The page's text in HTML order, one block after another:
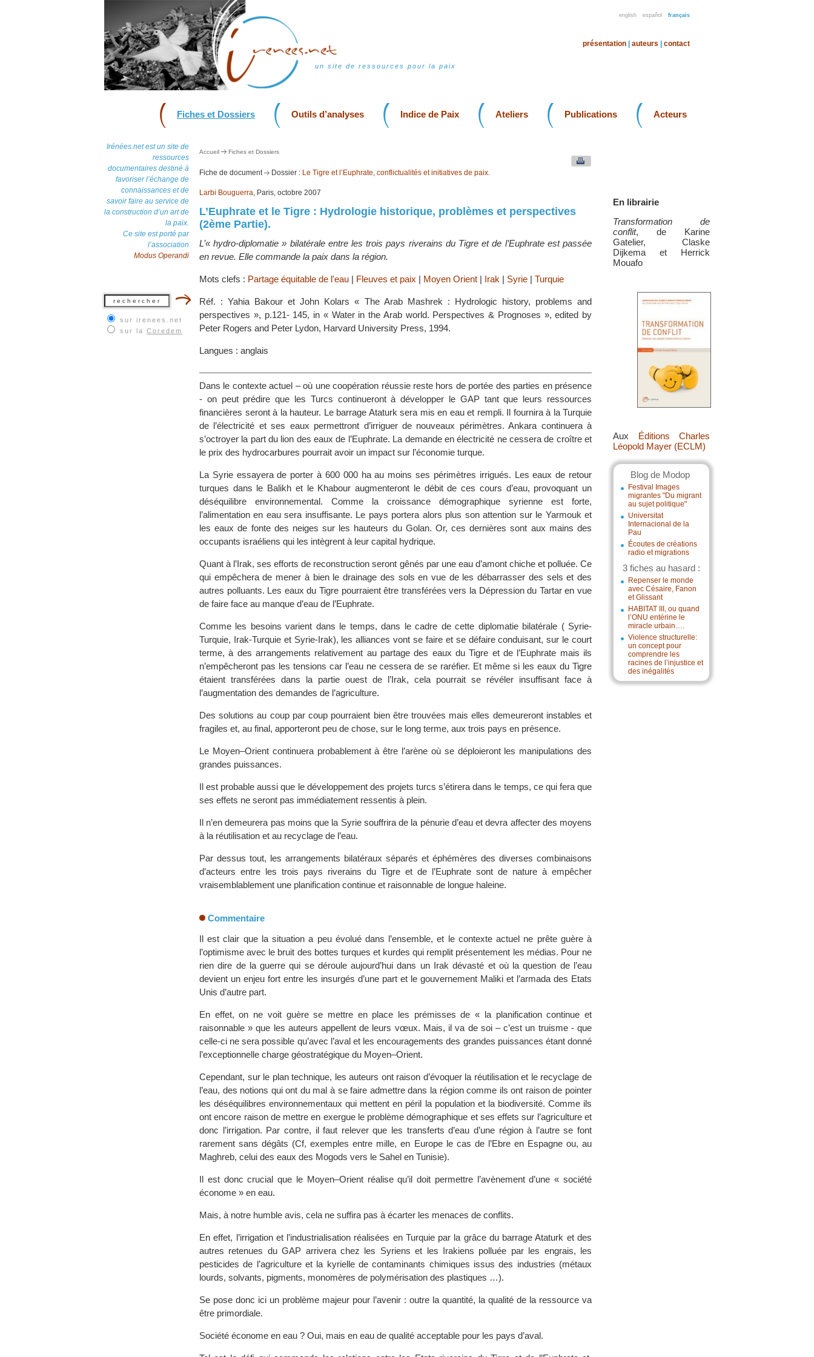
english español français
un site de ressources pour la paix
présentation auteurs contact
Fiches et Dossiers Outils d’analyses Indice de Paix Ateliers Publications Acteurs
Irénées.net est un site de
ressources
documentaires destiné à
favoriser l’échange de
connaissances et de
savoir faire au service de
la construction d’un art de
la paix.
Ce site est porté par
l’association
Modus Operandi
sur irenees.net
sur la Coredem
En librairie
Transformation de
conflit, de Karine
Gatelier, Claske
Dijkema et Herrick
Mouafo
Aux Éditions Charles
Léopold Mayer (ECLM)
Blog de Modop
Festival Images
migrantes "Du migrant
au sujet politique"
Universitat
Internacional de la
Pau
Écoutes de créations
radio et migrations
3 fiches au hasard :
Repenser le monde
avec Césaire, Fanon
et Glissant
HABITAT III, ou quand
l’ONU entérine le
miracle urbain….
Violence structurelle:
un concept pour
comprendre les
racines de l’injustice et
des inégalités
Accueil Fiches et Dossiers
Fiche de document Dossier : Le Tigre et l’Euphrate, conflictualités et initiatives de paix.
Larbi Bouguerra, Paris, octobre 2007
L’Euphrate et le Tigre : Hydrologie historique, problèmes et perspectives
(2ème Partie).
L’« hydro-diplomatie » bilatérale entre les trois pays riverains du Tigre et de l’Euphrate est passée
en revue. Elle commande la paix dans la région.
Mots clefs : Partage équitable de l'eau | Fleuves et paix | Moyen Orient | Irak | Syrie | Turquie
Réf. : Yahia Bakour et John Kolars « The Arab Mashrek : Hydrologic history, problems and
perspectives », p.121- 145, in « Water in the Arab world. Perspectives & Prognoses », edited by
Peter Rogers and Peter Lydon, Harvard University Press, 1994.
Langues : anglais
Dans le contexte actuel – où une coopération réussie reste hors de portée des parties en présence
- on peut prédire que les Turcs continueront à développer le GAP tant que leurs ressources
financières seront à la hauteur. Le barrage Ataturk sera mis en eau et rempli. Il fournira à la Turquie
de l’électricité et ses eaux permettront d’irriguer de nouveaux périmètres. Ankara continuera à
s’octroyer la part du lion des eaux de l’Euphrate. La demande en électricité ne cessera de croître et
le prix des hydrocarbures pourrait avoir un impact sur l’économie turque.
La Syrie essayera de porter à 600 000 ha au moins ses périmètres irrigués. Les eaux de retour
turques dans le Balikh et le Khabour augmenteront le débit de ces cours d’eau, provoquant un
déséquilibre environnemental. Comme la croissance démographique syrienne est forte,
l’alimentation en eau sera insuffisante. Le pays portera alors plus son attention sur le Yarmouk et
les eaux de fonte des neiges sur les hauteurs du Golan. Or, ces dernières sont aux mains des
occupants israéliens qui les intègrent à leur capital hydrique.
Quant à l’Irak, ses efforts de reconstruction seront gênés par une eau d’amont chiche et polluée. Ce
qui empêchera de mener à bien le drainage des sols en vue de les débarrasser des sels et des
autres polluants. Les eaux du Tigre pourraient être transférées vers la Dépression du Tartar en vue
de faire face au manque d’eau de l’Euphrate.
Comme les besoins varient dans le temps, dans le cadre de cette diplomatie bilatérale ( Syrie-
Turquie, Irak-Turquie et Syrie-Irak), les alliances vont se faire et se défaire conduisant, sur le court
terme, à des arrangements relativement au partage des eaux du Tigre et de l’Euphrate mais ils
n’empêcheront pas les tensions car l’eau ne cessera de se raréfier. Et même si les eaux du Tigre
étaient transférées dans la partie ouest de l’Irak, cela pourrait se révéler insuffisant face à
l’augmentation des demandes de l’agriculture.
Des solutions au coup par coup pourraient bien être trouvées mais elles demeureront instables et
fragiles et, au final, apporteront peu de chose, sur le long terme, aux trois pays en présence.
Le Moyen–Orient continuera probablement à être l’arène où se déploieront les manipulations des
grandes puissances.
Il est probable aussi que le développement des projets turcs s’étirera dans le temps, ce qui fera que
ses effets ne seront pas immédiatement ressentis à plein.
Il n’en demeurera pas moins que la Syrie souffrira de la pénurie d’eau et devra affecter des moyens
à la réutilisation et au recyclage de l’eau.
Par dessus tout, les arrangements bilatéraux séparés et éphémères des diverses combinaisons
d’acteurs entre les trois pays riverains du Tigre et de l’Euphrate sont de nature à empêcher
vraisemblablement une planification continue et raisonnable de longue haleine.
Commentaire
Il est clair que la situation a peu évolué dans l’ensemble, et le contexte actuel ne prête guère à
l’optimisme avec le bruit des bottes turques et kurdes qui remplit présentement les médias. Pour ne
rien dire de la guerre qui se déroule aujourd’hui dans un Irak dévasté et où la question de l’eau
devient un enjeu fort entre les insurgés d’une part et le gouvernement Maliki et l’armada des Etats
Unis d’autre part.
En effet, on ne voit guère se mettre en place les prémisses de « la planification continue et
raisonnable » que les auteurs appellent de leurs vœux. Mais, il va de soi – c’est un truisme - que
celle-ci ne sera possible qu’avec l’aval et les encouragements des grandes puissances étant donné
l’exceptionnelle charge géostratégique du Moyen–Orient.
Cependant, sur le plan technique, les auteurs ont raison d’évoquer la réutilisation et le recyclage de
l’eau, des notions qui ont du mal à se faire admettre dans la région comme ils ont raison de pointer
les déséquilibres environnementaux qui mettent en péril la population et la biodiversité. Comme ils
ont encore raison de mettre en exergue le problème démographique et ses effets sur l’agriculture et
donc l’irrigation. Par contre, il faut relever que les transferts d’eau d’une région à l’autre se font
rarement sans dégâts (Cf, exemples entre mille, en Europe le cas de l’Ebre en Espagne ou, au
Maghreb, celui des eaux des Mogods vers le Sahel en Tunisie).
Il est donc crucial que le Moyen–Orient réalise qu’il doit permettre l’avènement d’une « société
économe » en eau.
Mais, à notre humble avis, cela ne suffira pas à écarter les menaces de conflits.
En effet, l’irrigation et l’industrialisation réalisées en Turquie par la grâce du barrage Ataturk et des
autres retenues du GAP arrivera chez les Syriens et les Irakiens polluée par les engrais, les
pesticides de l’agriculture et la kyrielle de contaminants chimiques issus des industries (métaux
lourds, solvants, pigments, monomères de polymérisation des plastiques …).
Se pose donc ici un problème majeur pour l’avenir : outre la quantité, la qualité de la ressource va
être primordiale.
Société économe en eau ? Oui, mais en eau de qualité acceptable pour les pays d’aval.